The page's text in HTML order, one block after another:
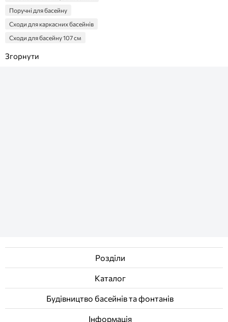
Поручні для басейну
Сходи для каркасних басейнів
Сходи для басейну 107 см
Розділи
Каталог
Будівництво басейнів та фонтанів
Інформація